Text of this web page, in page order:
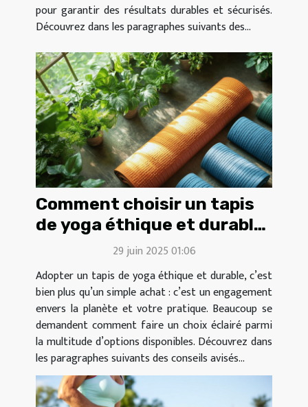
pour garantir des résultats durables et sécurisés.
Découvrez dans les paragraphes suivants des...
Comment choisir un tapis
de yoga éthique et durable
29 juin 2025 01:06
Adopter un tapis de yoga éthique et durable, c’est
bien plus qu’un simple achat : c’est un engagement
envers la planète et votre pratique. Beaucoup se
demandent comment faire un choix éclairé parmi
la multitude d’options disponibles. Découvrez dans
les paragraphes suivants des conseils avisés...